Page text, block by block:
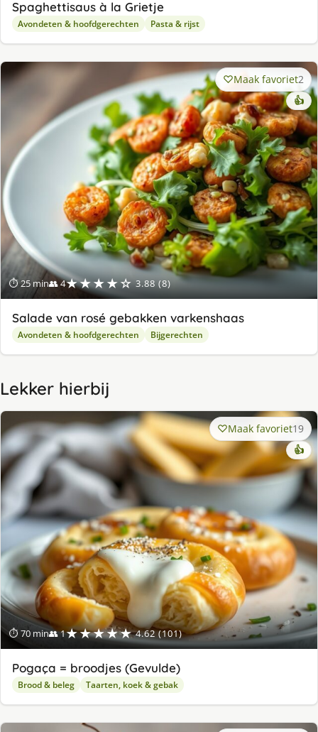
Spaghettisaus à la Grietje
Avondeten & hoofdgerechten Pasta & rijst
⏱ 25 min👥 4★★★★☆ 3.88 (8)
Maak favoriet2
👍
Salade van rosé gebakken varkenshaas
Avondeten & hoofdgerechten Bijgerechten
Lekker hierbij
⏱ 70 min👥 1★★★★★ 4.62 (101)
Maak favoriet19
👍
Pogaça = broodjes (Gevulde)
Brood & beleg Taarten, koek & gebak